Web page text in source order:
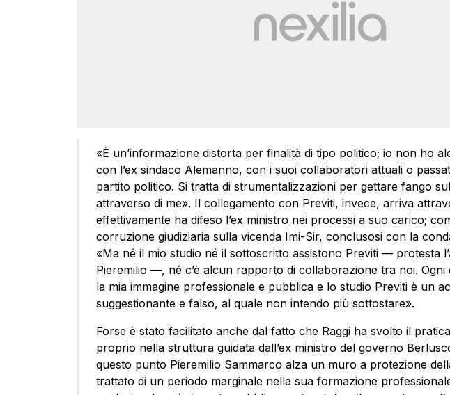
«È un’informazione distorta per finalità di tipo politico; io non ho
con l’ex sindaco Alemanno, con i suoi collaboratori attuali o
partito politico. Si tratta di strumentalizzazioni per gettare fango
attraverso di me». Il collegamento con Previti, invece, arriva
effettivamente ha difeso l’ex ministro nei processi a suo carico;
corruzione giudiziaria sulla vicenda Imi-Sir, conclusosi con la
«Ma né il mio studio né il sottoscritto assistono Previti — protesta
Pieremilio —, né c’è alcun rapporto di collaborazione tra noi. Ogni
la mia immagine professionale e pubblica e lo studio Previti è un
suggestionante e falso, al quale non intendo più sottostare».
Forse è stato facilitato anche dal fatto che Raggi ha svolto il
proprio nella struttura guidata dall’ex ministro del governo
questo punto Pieremilio Sammarco alza un muro a protezione
trattato di un periodo marginale nella sua formazione